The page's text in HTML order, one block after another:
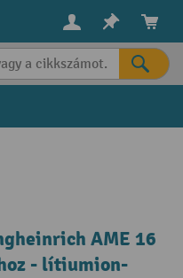
AME 16
- lítiumion-